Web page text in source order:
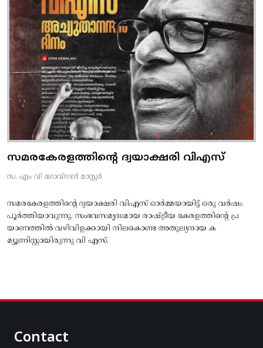
സമരകേരളത്തിൻ്റെ ദ്വയാക്ഷരി വിഎസ്
സ. എം വി ഗോവിന്ദൻ മാസ്റ്റർ
സമരകേരളത്തിൻ്റെ ദ്വയാക്ഷരി വിഎസ് ഓർമ്മയായിട്ട് ഒരു വർഷം
പൂർത്തിയാവുന്നു. സംഭവസമൃദ്ധമായ രാഷ്ട്രീയ കേരളത്തിന്റെ പ്ര
യാണത്തിൽ വഴിവിളക്കായി നിലകൊണ്ട അതുല്യനായ ക
മ്യൂണിസ്റ്റായിരുന്നു വി എസ്.
Contact